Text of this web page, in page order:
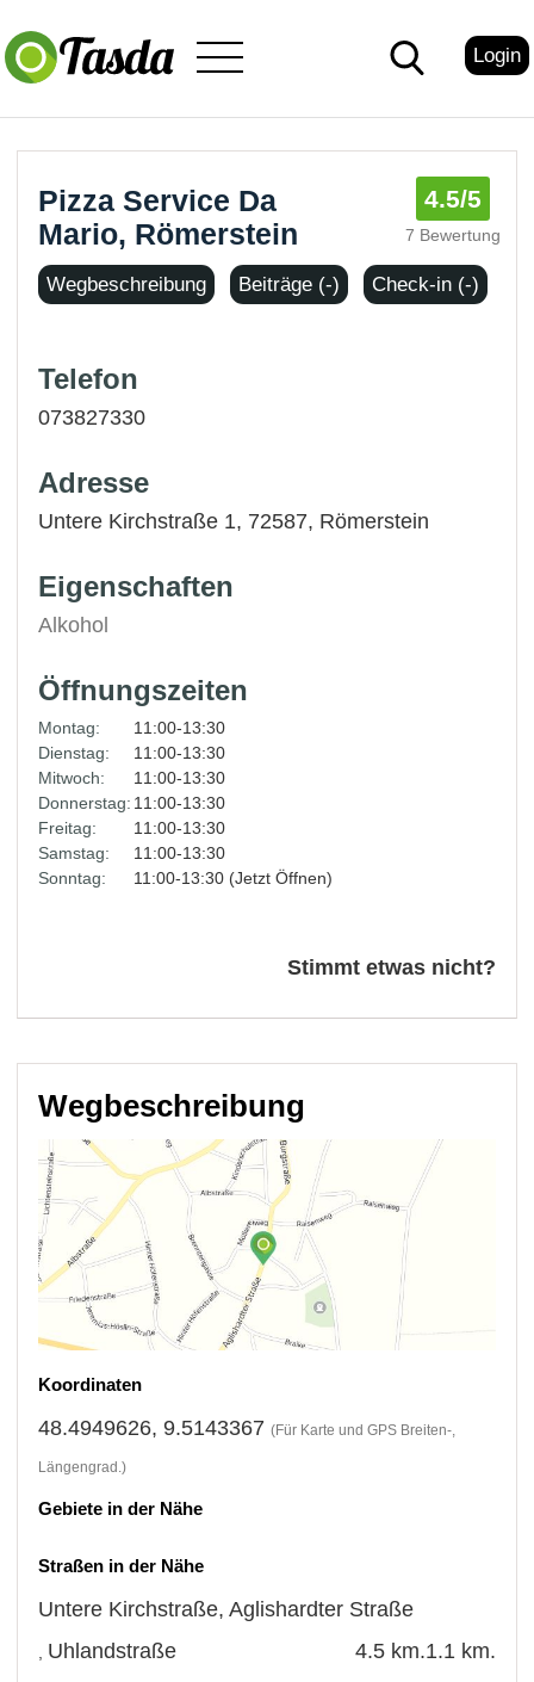
Login
Pizza Service Da
Mario, Römerstein
4.5/5
7 Bewertung
Wegbeschreibung Beiträge (-) Check-in (-)
Telefon
073827330
Adresse
Untere Kirchstraße 1, 72587, Römerstein
Eigenschaften
Alkohol
Öffnungszeiten
Montag:
11:00-13:30
Dienstag:
11:00-13:30
Mitwoch:
11:00-13:30
Donnerstag: 11:00-13:30
Freitag:
11:00-13:30
Samstag:
11:00-13:30
Sonntag:
11:00-13:30 (Jetzt Öffnen)
Stimmt etwas nicht?
Wegbeschreibung
Koordinaten
48.4949626, 9.5143367 (Für Karte und GPS Breiten-,
Längengrad.)
Gebiete in der Nähe
Straßen in der Nähe
Untere Kirchstraße,Aglishardter Straße
1.1 km.
Uhlandstraße 4.5 km.